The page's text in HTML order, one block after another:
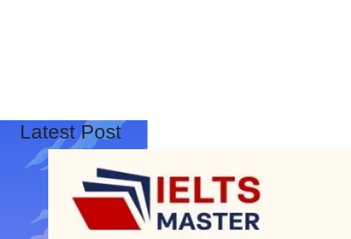
Latest Post